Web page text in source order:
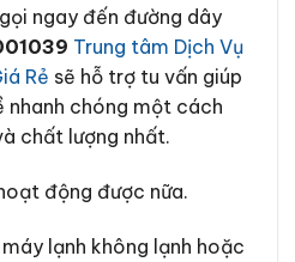
ngay đến đường dây
Trung tâm Dịch Vụ
Rẻ sẽ hỗ trợ tu vấn giúp
nhanh chóng một cách
chất lượng nhất.
động được nữa.
lạnh không lạnh hoặc